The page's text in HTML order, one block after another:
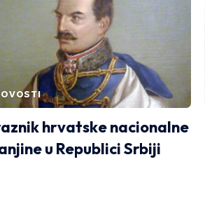
hrvatske nacionalne
u Republici Srbiji